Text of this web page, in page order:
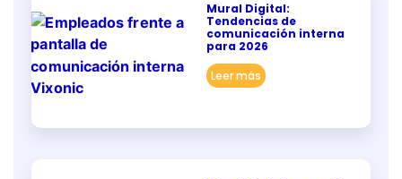
Mural Digital:
Tendencias de
comunicación interna
para 2026
Leer más